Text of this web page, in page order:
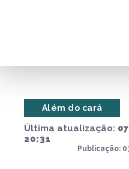
Última atualização:
20:31
Publicação:
Além do cará